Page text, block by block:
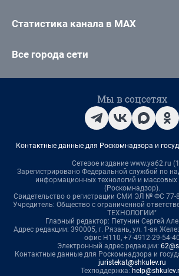
Статистика канала в MAX
Все города сети
Мы в соцсетях
Контактные данные для Роскомнадзора и
Сетевое издание www.ya62.ru
Зарегистрировано Федеральной службой по
информационных технологий и
(Роскомнадзор).
Свидетельство о регистрации СМИ ЭЛ № ФС 77-
Учредитель: Общество с ограниченной
ТЕХНОЛОГИИ"
Главный редактор: Петунин Сергей
Адрес редакции: 390005, г. Рязань, ул. 1-ая
офис Н110, +7-4912-29-54-40
Электронный адрес редакции:
Контактные данные для Роскомнадзора и
juristekat@shkulev.ru
Техподдержка: